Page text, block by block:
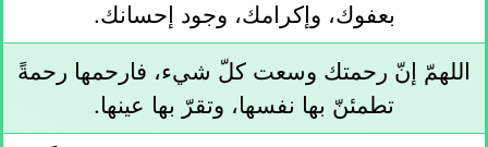
بعفوك، وإكرامك، وجود إحسانك.
اللهمّ إنّ رحمتك وسعت كلّ شيء، فارحمها رحمةً
تطمئنّ بها نفسها، وتقرّ بها عينها.